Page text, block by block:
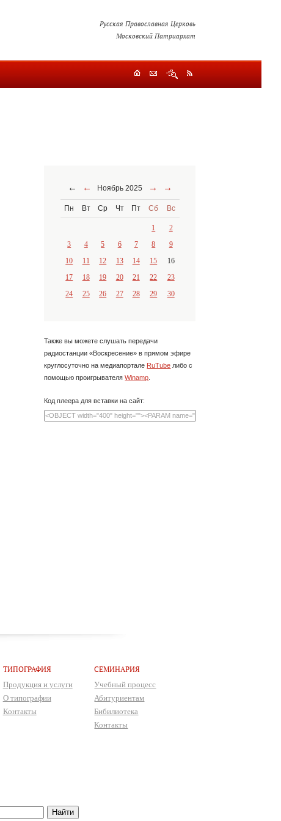
Русская Православная Церковь
Московский Патриархат
← ← Ноябрь 2025 → →
Пн Вт Ср Чт Пт Сб Вс
1
2
3
4 5 6 7 8
9
10
11 12 13 14 15
16
17
18 19 20 21 22
23
24
25 26 27 28 29 30
Также вы можете слушать передачи
радиостанции «Воскресение» в прямом эфире
круглосуточно на медиапортале RuTube либо с
помощью проигрывателяWinamp.
Код плеера для вставки на сайт:
ТИПОГРАФИЯ
Продукция и услуги
О типографии
Контакты
СЕМИНАРИЯ
Учебный процесс
Абитуриентам
Бибилиотека
Контакты
Найти